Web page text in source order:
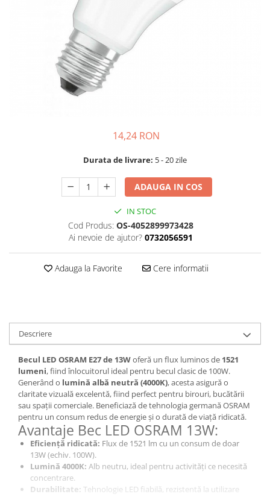
14,24 RON
Durata de livrare: 5 - 20 zile
ADAUGA IN COS
IN STOC
Cod Produs: OS-4052899973428
Ai nevoie de ajutor? 0732056591
Adauga la Favorite Cere informatii
Descriere
Becul LED OSRAM E27 de 13Woferă un flux luminos de 1521
lumeni, fiind înlocuitorul ideal pentru becul clasic de 100W.
Generând o lumină albă neutră (4000K), acesta asigură o
claritate vizuală excelentă, fiind perfect pentru birouri, bucătării
sau spații comerciale. Beneficiază de tehnologia germană OSRAM
pentru un consum redus de energie și o durată de viață ridicată.
Avantaje Bec LED OSRAM 13W:
Eficiență ridicată: Flux de 1521 lm cu un consum de doar
13W (echiv. 100W).
Lumină 4000K: Alb neutru, ideal pentru activități ce necesită
concentrare.
Durabilitate: Tehnologie LED fiabilă, rezistentă la utilizare